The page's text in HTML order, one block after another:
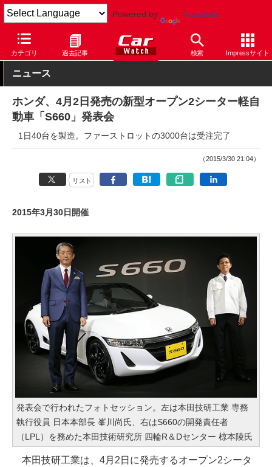
Powered by Translate
カテゴリ 過去記事 検索 Impressサイト
Car Watch 自動車 ホンダ S660
ニュース
ホンダ、4月2日発売の新型オープン2シーター軽自
動車「S660」発表会
1日40台を製造。ファーストロットの3000台は受注完了
（2015/3/30 21:04）
リスト
2015年3月30日開催
発表会で行われたフォトセッション。左は本田技研工業 専務
執行役員 日本本部長 峯川尚氏、右はS660の開発責任者
（LPL）を務めた本田技術研究所 四輪R＆Dセンター 椋本陵氏
本田技研工業は、4月2日に発売するオープン2シータ